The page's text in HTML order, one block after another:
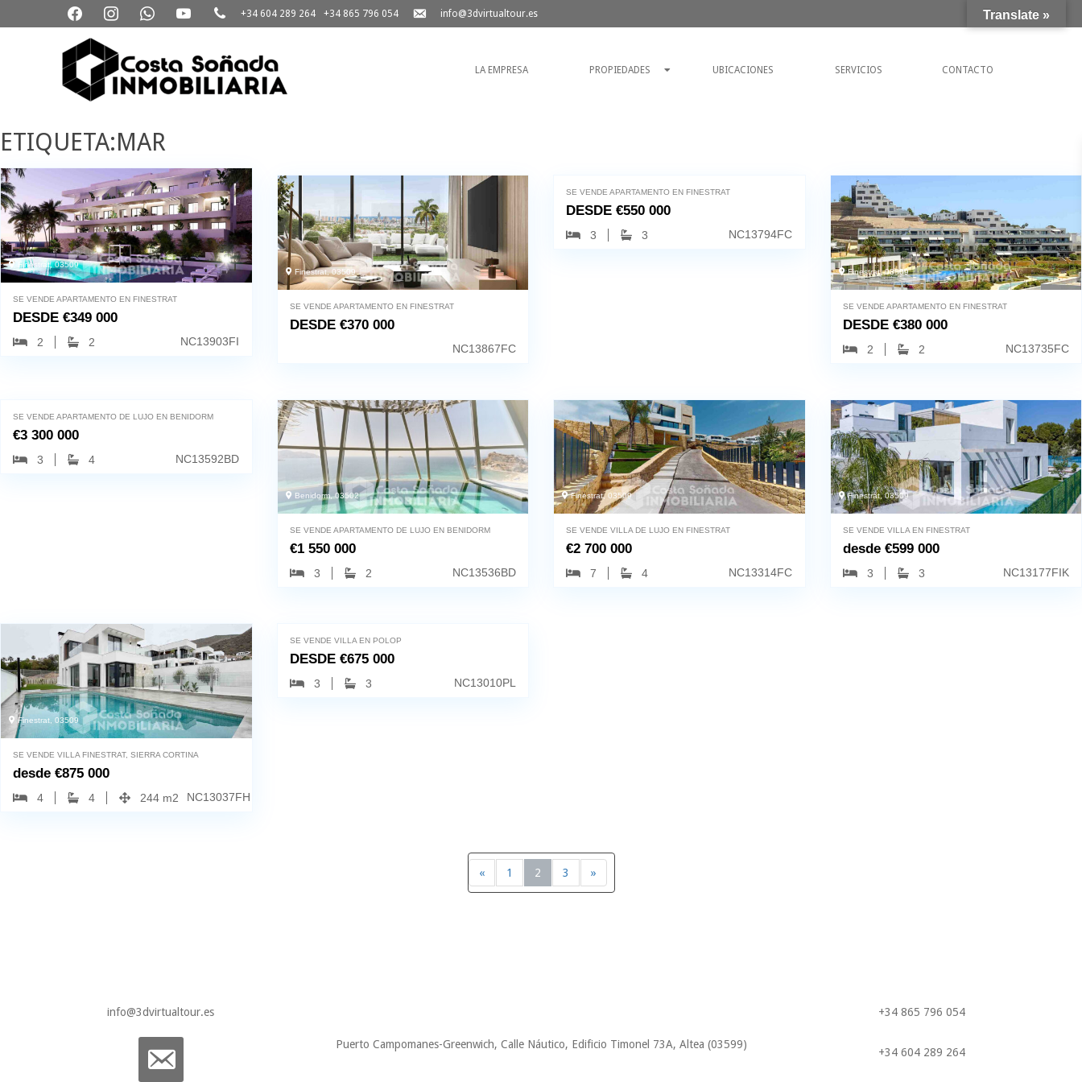
+34 604 289 264 +34 865 796 054 info@3dvirtualtour.es
Virtual
Tour
LA EMPRESA PROPIEDADES UBICACIONES SERVICIOS CONTACTO
ETIQUETA:MAR
Finestrat, 03509
SE VENDE APARTAMENTO EN FINESTRAT
DESDE €349 000
2 2 NC13903FI
Finestrat, 03509
SE VENDE APARTAMENTO EN FINESTRAT
DESDE €370 000
NC13867FC
SE VENDE APARTAMENTO EN FINESTRAT
DESDE €550 000
3 3 NC13794FC
Finestrat, 03509
SE VENDE APARTAMENTO EN FINESTRAT
DESDE €380 000
2 2 NC13735FC
SE VENDE APARTAMENTO DE LUJO EN BENIDORM
€3 300 000
3 4 NC13592BD
Benidorm, 03502
SE VENDE APARTAMENTO DE LUJO EN BENIDORM
€1 550 000
3 2 NC13536BD
Finestrat, 03509
SE VENDE VILLA DE LUJO EN FINESTRAT
€2 700 000
7 4 NC13314FC
Finestrat, 03509
SE VENDE VILLA EN FINESTRAT
desde €599 000
3 3 NC13177FIK
Finestrat, 03509
SE VENDE VILLA FINESTRAT, SIERRA CORTINA
desde €875 000
4 4 244 m2 NC13037FH
SE VENDE VILLA EN POLOP
DESDE €675 000
3 3 NC13010PL
« 1 2 3 »
info@3dvirtualtour.es
Puerto Campomanes-Greenwich, Calle Náutico, Edificio Timonel 73A, Altea (03599)
+34 865 796 054
+34 604 289 264
Translate »